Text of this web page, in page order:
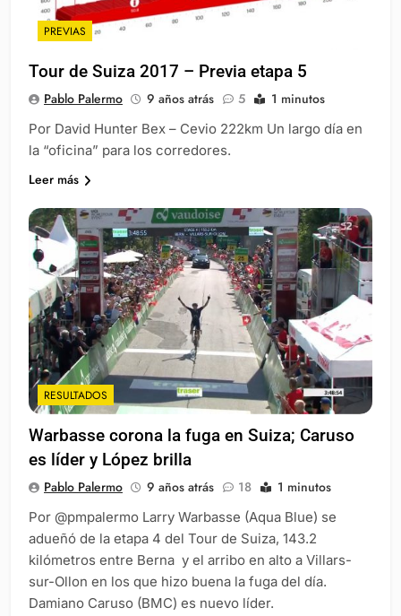
PREVIAS
Tour de Suiza 2017 – Previa etapa 5
Pablo Palermo 9 años atrás 5 1 minutos
Por David Hunter Bex – Cevio 222km Un largo día en
la “oficina” para los corredores.
Leer más
RESULTADOS
Warbasse corona la fuga en Suiza; Caruso
es líder y López brilla
Pablo Palermo 9 años atrás 18 1 minutos
Por @pmpalermo Larry Warbasse (Aqua Blue) se
adueñó de la etapa 4 del Tour de Suiza, 143.2
kilómetros entre Berna y el arribo en alto a Villars-
sur-Ollon en los que hizo buena la fuga del día.
Damiano Caruso (BMC) es nuevo líder.